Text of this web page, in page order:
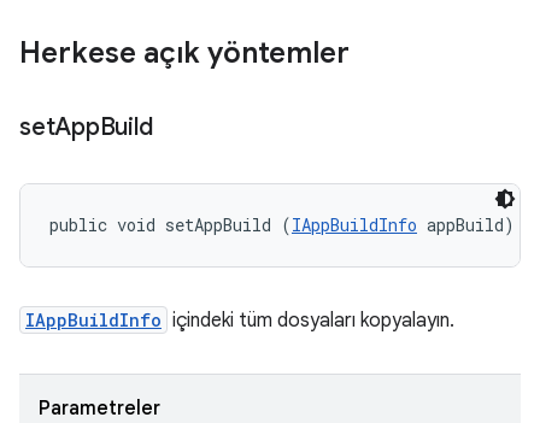
Herkese açık yöntemler
setAppBuild
public void setAppBuild (IAppBuildInfo appBuild)
IAppBuildInfo içindeki tüm dosyaları kopyalayın.
Parametreler